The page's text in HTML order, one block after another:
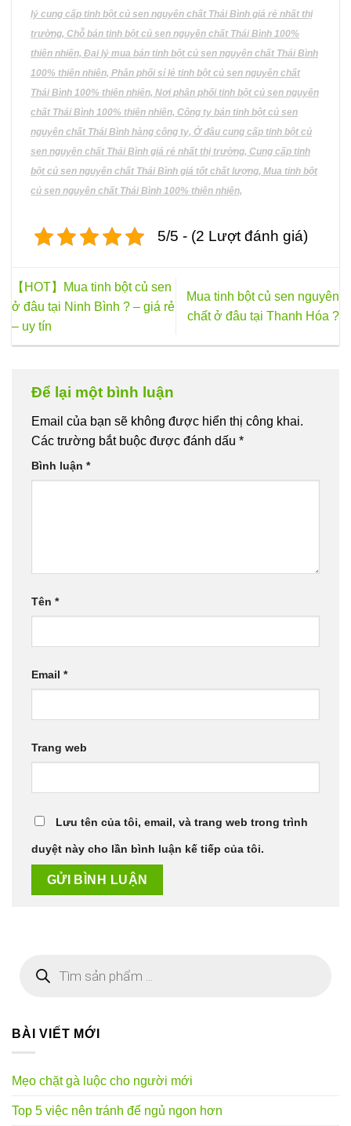
trang
sản
phẩm
lý cung cấp tinh bột củ sen nguyên chất Thái Bình giá rẻ nhất thị
trường, Chỗ bán tinh bột củ sen nguyên chất Thái Bình 100%
thiên nhiên, Đại lý mua bán tinh bột củ sen nguyên chất Thái Bình
100% thiên nhiên, Phân phối sỉ lẻ tinh bột củ sen nguyên chất
Thái Bình 100% thiên nhiên, Nơi phân phối tinh bột củ sen nguyên
chất Thái Bình 100% thiên nhiên, Công ty bán tinh bột củ sen
nguyên chất Thái Bình hàng công ty, Ở đâu cung cấp tinh bột củ
sen nguyên chất Thái Bình giá rẻ nhất thị trường, Cung cấp tinh
bột củ sen nguyên chất Thái Bình giá tốt chất lượng, Mua tinh bột
củ sen nguyên chất Thái Bình 100% thiên nhiên,
5/5 - (2 Lượt đánh giá)
【HOT】Mua tinh bột củ sen
ở đâu tại Ninh Bình ? – giá rẻ
– uy tín
Mua tinh bột củ sen nguyên
chất ở đâu tại Thanh Hóa ?
Để lại một bình luận
Email của bạn sẽ không được hiển thị công khai.
Các trường bắt buộc được đánh dấu *
Bình luận *
Tên *
Email *
Trang web
Lưu tên của tôi, email, và trang web trong trình
duyệt này cho lần bình luận kế tiếp của tôi.
kiếm
BÀI VIẾT MỚI
Mẹo chặt gà luộc cho người mới
Top 5 việc nên tránh để ngủ ngon hơn